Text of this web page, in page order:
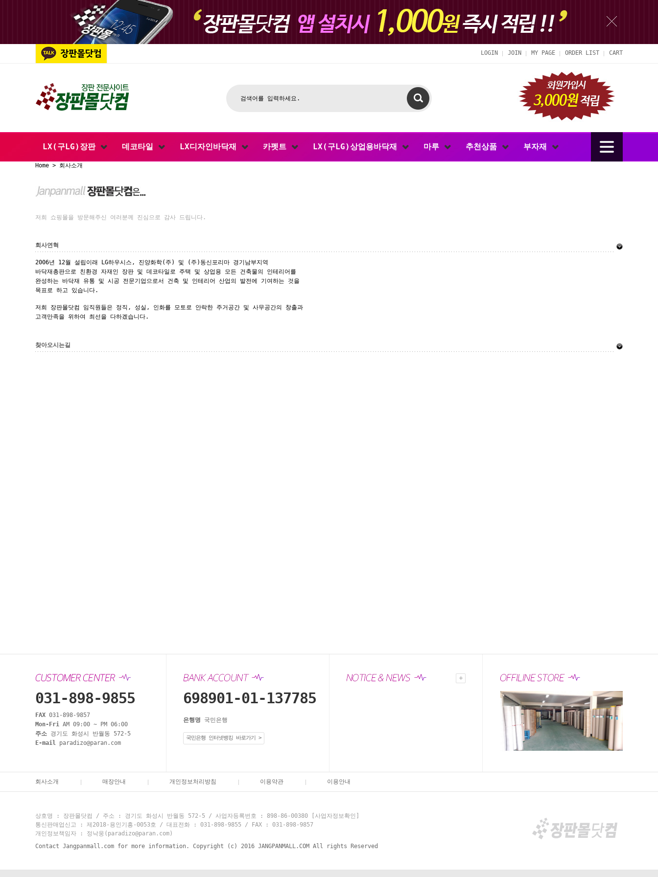
LOGIN JOIN MY PAGE ORDER LIST CART
LX(구LG)장판 데코타일 LX디자인바닥재 카펫트 LX(구LG)상업용바닥재 마루 추천상품 부자재
Home > 회사소개
저희 쇼핑몰을 방문해주신 여러분께 진심으로 감사 드립니다.
회사연혁
2006년 12월 설립이래 LG하우시스, 진양화학(주) 및 (주)동신포리마 경기남부지역
바닥재총판으로 친환경 자재인 장판 및 데코타일로 주택 및 상업용 모든 건축물의 인테리어를
완성하는 바닥재 유통 및 시공 전문기업으로서 건축 및 인테리어 산업의 발전에 기여하는 것을
목표로 하고 있습니다.
저희 장판몰닷컴 임직원들은 정직, 성실, 인화를 모토로 안락한 주거공간 및 사무공간의 창출과
고객만족을 위하여 최선을 다하겠습니다.
찾아오시는길
031-898-9855
FAX 031-898-9857
Mon-Fri AM 09:00 ~ PM 06:00
주소 경기도 화성시 반월동 572-5
E-mail paradizo@paran.com
698901-01-137785
은행명 국민은행
국민은행 인터넷뱅킹 바로가기 >
회사소개 매장안내 개인정보처리방침 이용약관 이용안내
상호명 : 장판몰닷컴 / 주소 : 경기도 화성시 반월동 572-5 / 사업자등록번호 : 898-86-00380
[사업자정보확인]
통신판매업신고 : 제2018-용인기흥-0053호 / 대표전화 : 031-898-9855 / FAX : 031-898-9857
개인정보책임자 : 정낙웅(paradizo@paran.com)
Contact Jangpanmall.com for more information. Copyright (c) 2016 JANGPANMALL.COM All rights Reserved